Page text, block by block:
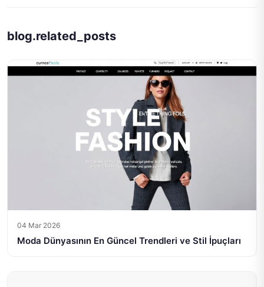
blog.related_posts
04 Mar 2026
Moda Dünyasının En Güncel Trendleri ve Stil İpuçları